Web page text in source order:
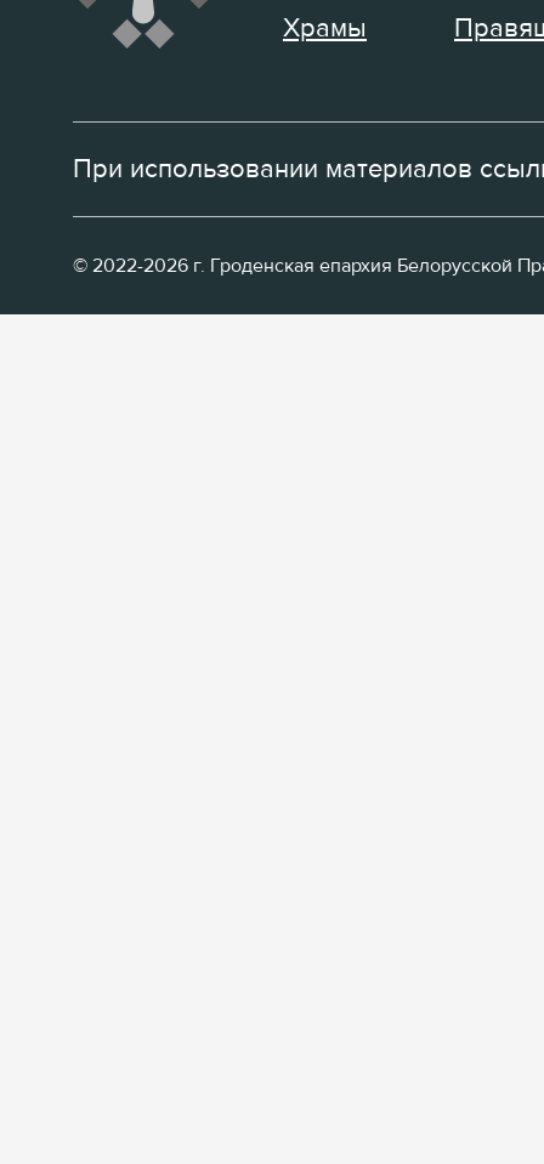
Храмы
При использовании материалов
© 2022-2026 г. Гроденская епархия Белорусской